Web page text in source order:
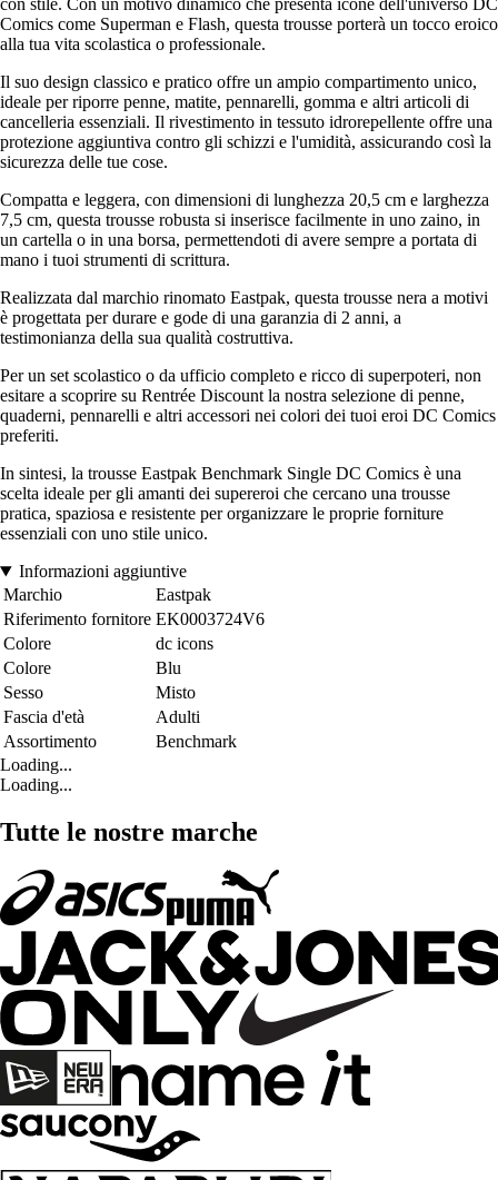
con stile. Con un motivo dinamico che presenta icone dell'universo DC
Comics come Superman e Flash, questa trousse porterà un tocco eroico
alla tua vita scolastica o professionale.
Il suo design classico e pratico offre un ampio compartimento unico,
ideale per riporre penne, matite, pennarelli, gomma e altri articoli di
cancelleria essenziali. Il rivestimento in tessuto idrorepellente offre una
protezione aggiuntiva contro gli schizzi e l'umidità, assicurando così la
sicurezza delle tue cose.
Compatta e leggera, con dimensioni di lunghezza 20,5 cm e larghezza
7,5 cm, questa trousse robusta si inserisce facilmente in uno zaino, in
un cartella o in una borsa, permettendoti di avere sempre a portata di
mano i tuoi strumenti di scrittura.
Realizzata dal marchio rinomato Eastpak, questa trousse nera a motivi
è progettata per durare e gode di una garanzia di 2 anni, a
testimonianza della sua qualità costruttiva.
Per un set scolastico o da ufficio completo e ricco di superpoteri, non
esitare a scoprire su Rentrée Discount la nostra selezione di penne,
quaderni, pennarelli e altri accessori nei colori dei tuoi eroi DC Comics
preferiti.
In sintesi, la trousse Eastpak Benchmark Single DC Comics è una
scelta ideale per gli amanti dei supereroi che cercano una trousse
pratica, spaziosa e resistente per organizzare le proprie forniture
essenziali con uno stile unico.
Informazioni aggiuntive
Marchio
Eastpak
Riferimento fornitore EK0003724V6
Colore
dc icons
Colore
Blu
Sesso
Misto
Fascia d'età
Adulti
Assortimento
Benchmark
Loading...
Loading...
Tutte le nostre marche